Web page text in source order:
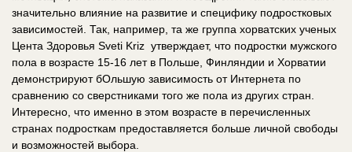
значительно влияние на развитие и специфику подростковых
зависимостей. Так, например, та же группа хорватских ученых
Цента Здоровья Sveti Kriz утверждает, что подростки мужского
пола в возрасте 15-16 лет в Польше, Финляндии и Хорватии
демонстрируют бОльшую зависимость от Интернета по
сравнению со сверстниками того же пола из других стран.
Интересно, что именно в этом возрасте в перечисленных
странах подросткам предоставляется больше личной свободы
и возможностей выбора.